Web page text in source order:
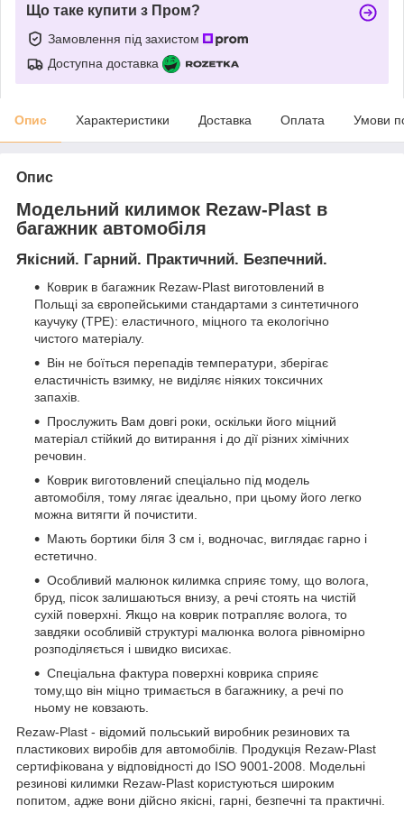
Що таке купити з Пром?
Замовлення під захистом
Доступна доставка
Опис Характеристики Доставка Оплата Умови
Опис
Модельний килимок Rezaw-Plast в
багажник автомобіля
Якісний. Гарний. Практичний. Безпечний.
Коврик в багажник Rezaw-Plast виготовлений в
Польщі за європейськими стандартами з синтетичного
каучуку (ТРЕ): еластичного, міцного та екологічно
чистого матеріалу.
Він не боїться перепадів температури, зберігає
еластичність взимку, не виділяє ніяких токсичних
запахів.
Прослужить Вам довгі роки, оскільки його міцний
матеріал стійкий до витирання і до дії різних хімічних
речовин.
Коврик виготовлений спеціально під модель
автомобіля, тому лягає ідеально, при цьому його легко
можна витягти й почистити.
Мають бортики біля 3 см і, водночас, виглядає гарно і
естетично.
Особливий малюнок килимка сприяє тому, що волога,
бруд, пісок залишаються внизу, а речі стоять на чистій
сухій поверхні. Якщо на коврик потрапляє волога, то
завдяки особливій структурі малюнка волога рівномірно
розподіляється і швидко висихає.
Спеціальна фактура поверхні коврика сприяє
тому,що він міцно тримається в багажнику, а речі по
ньому не ковзають.
Rezaw-Plast - відомий польський виробник резинових та
пластикових виробів для автомобілів. Продукція Rezaw-Plast
сертифікована у відповідності до ISO 9001-2008. Модельні
резинові килимки Rezaw-Plast користуються широким
попитом, адже вони дійсно якісні, гарні, безпечні та практичні.